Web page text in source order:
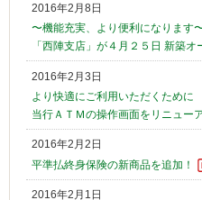
2016年2月8日
〜機能充実、より便利になります
「西陣支店」が４月２５日 新築オ
2016年2月3日
より快適にご利用いただくために
当行ＡＴＭの操作画面をリニュー
2016年2月2日
平準払終身保険の新商品を追加！
2016年2月1日